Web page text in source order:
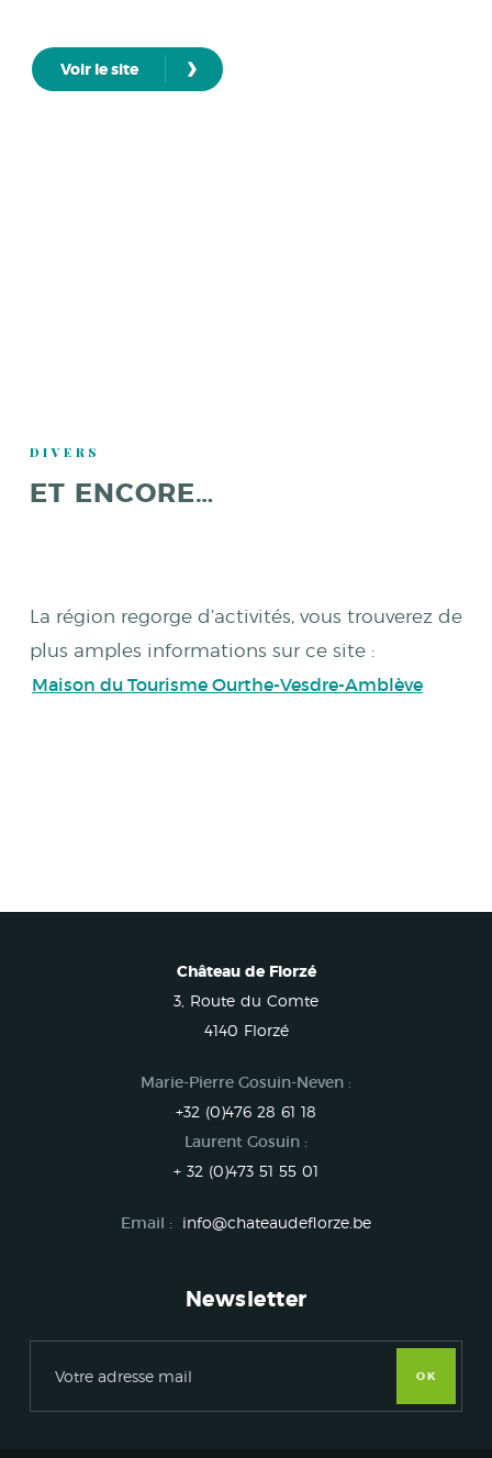
Voir le site ›
DIVERS
ET ENCORE…
La région regorge d’activités, vous trouverez de
plus amples informations sur ce site :
Maison du Tourisme Ourthe-Vesdre-Amblève
Château de Florzé
3, Route du Comte
4140 Florzé
Marie-Pierre Gosuin-Neven :
+32 (0)476 28 61 18
Laurent Gosuin :
+ 32 (0)473 51 55 01
Email : info@chateaudeflorze.be
Newsletter
OK